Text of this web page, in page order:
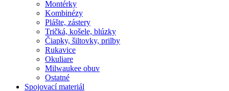
Montérky
Kombinézy
Plášte, zástery
Tričká, košele, blúzky
Čiapky, šiltovky, prilby
Rukavice
Okuliare
Milwaukee obuv
Ostatné
Spojovacímateriál